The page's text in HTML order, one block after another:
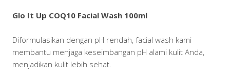
Glo It Up COQ10 Facial Wash 100ml
Diformulasikan dengan pH rendah, facial wash kami
membantu menjaga keseimbangan pH alami kulit Anda,
menjadikan kulit lebih sehat.